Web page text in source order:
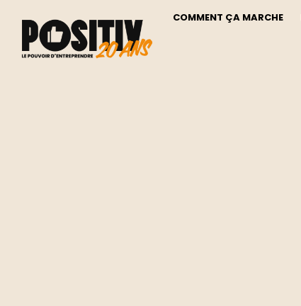
COMMENT ÇA MARCHE